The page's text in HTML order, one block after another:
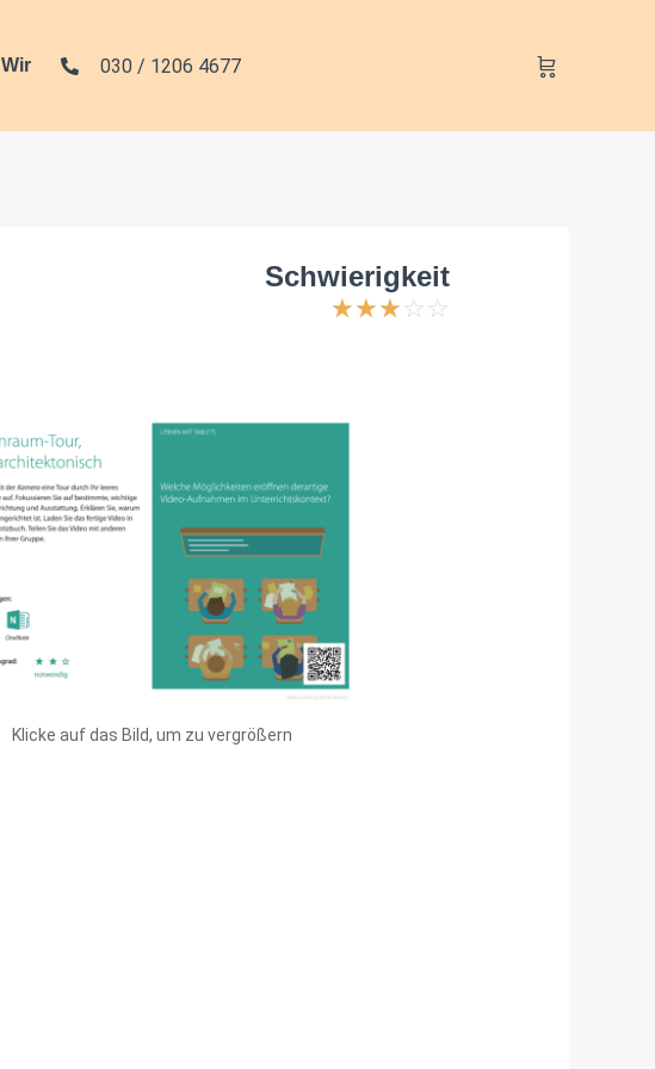
Wir 030 / 1206 4677
Schwierigkeit
☆☆☆☆☆
Klicke auf das Bild, um zu vergrößern